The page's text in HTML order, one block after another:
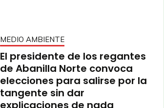
MEDIO AMBIENTE
El presidente de los regantes
de Abanilla Norte convoca
elecciones para salirse por la
tangente sin dar
explicaciones de nada